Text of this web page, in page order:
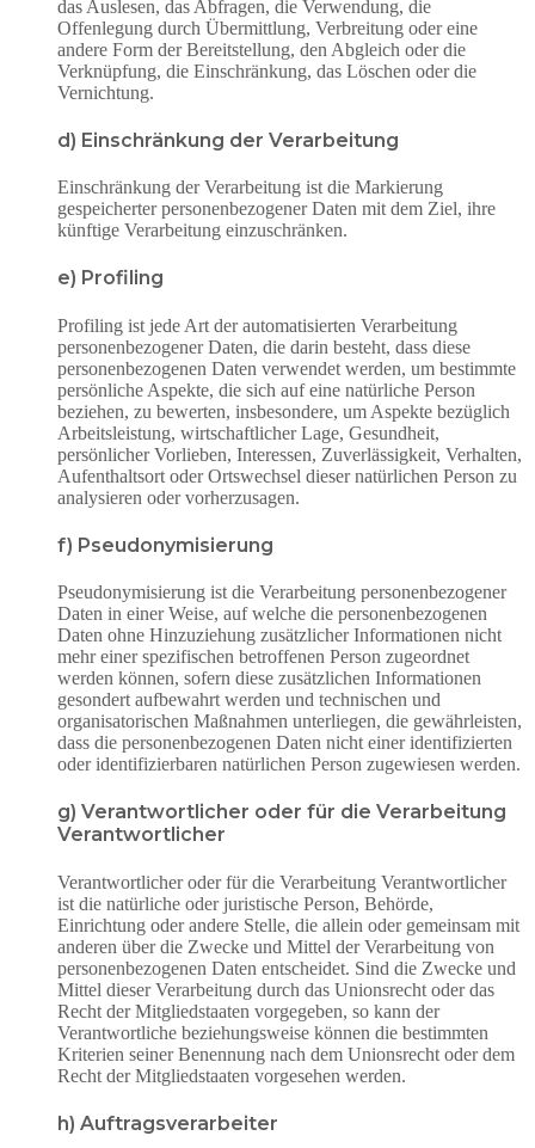
das Auslesen, das Abfragen, die Verwendung, die
Offenlegung durch Übermittlung, Verbreitung oder eine
andere Form der Bereitstellung, den Abgleich oder die
Verknüpfung, die Einschränkung, das Löschen oder die
Vernichtung.
d) Einschränkung der Verarbeitung
Einschränkung der Verarbeitung ist die Markierung
gespeicherter personenbezogener Daten mit dem Ziel, ihre
künftige Verarbeitung einzuschränken.
e) Profiling
Profiling ist jede Art der automatisierten Verarbeitung
personenbezogener Daten, die darin besteht, dass diese
personenbezogenen Daten verwendet werden, um bestimmte
persönliche Aspekte, die sich auf eine natürliche Person
beziehen, zu bewerten, insbesondere, um Aspekte bezüglich
Arbeitsleistung, wirtschaftlicher Lage, Gesundheit,
persönlicher Vorlieben, Interessen, Zuverlässigkeit, Verhalten,
Aufenthaltsort oder Ortswechsel dieser natürlichen Person zu
analysieren oder vorherzusagen.
f) Pseudonymisierung
Pseudonymisierung ist die Verarbeitung personenbezogener
Daten in einer Weise, auf welche die personenbezogenen
Daten ohne Hinzuziehung zusätzlicher Informationen nicht
mehr einer spezifischen betroffenen Person zugeordnet
werden können, sofern diese zusätzlichen Informationen
gesondert aufbewahrt werden und technischen und
organisatorischen Maßnahmen unterliegen, die gewährleisten,
dass die personenbezogenen Daten nicht einer identifizierten
oder identifizierbaren natürlichen Person zugewiesen werden.
g) Verantwortlicher oder für die Verarbeitung
Verantwortlicher
Verantwortlicher oder für die Verarbeitung Verantwortlicher
ist die natürliche oder juristische Person, Behörde,
Einrichtung oder andere Stelle, die allein oder gemeinsam mit
anderen über die Zwecke und Mittel der Verarbeitung von
personenbezogenen Daten entscheidet. Sind die Zwecke und
Mittel dieser Verarbeitung durch das Unionsrecht oder das
Recht der Mitgliedstaaten vorgegeben, so kann der
Verantwortliche beziehungsweise können die bestimmten
Kriterien seiner Benennung nach dem Unionsrecht oder dem
Recht der Mitgliedstaaten vorgesehen werden.
h) Auftragsverarbeiter